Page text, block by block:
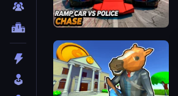
Ramp Car VS Police: CHASE